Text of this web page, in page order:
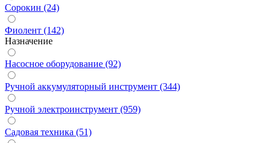
Сорокин (24)
Фиолент (142)
Назначение
Насосное оборудование (92)
Ручной аккумуляторный инструмент (344)
Ручной электроинструмент (959)
Садовая техника (51)